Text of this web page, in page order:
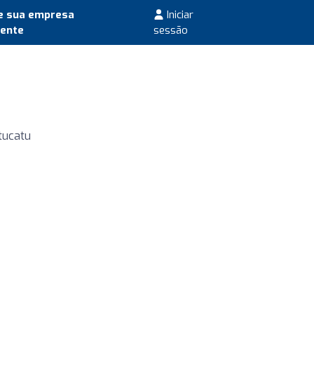
sua empresa
Iniciar
sessão